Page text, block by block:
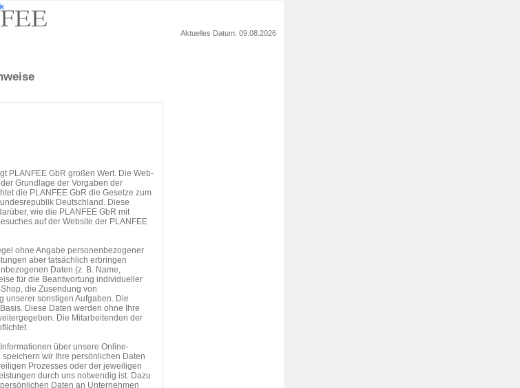
Aktuelles Datum: 09.08.2026
PLANFEE GbR großen Wert. Die Web-
Grundlage der Vorgaben der
die PLANFEE GbR die Gesetze zum
Deutschland. Diese
wie die PLANFEE GbR mit
auf der Website der PLANFEE
ohne Angabe personenbezogener
aber tatsächlich erbringen
Daten (z. B. Name,
für die Beantwortung individueller
die Zusendung von
unserer sonstigen Aufgaben. Die
Diese Daten werden ohne Ihre
Die Mitarbeitenden der
über unsere Online-
wir Ihre persönlichen Daten
Prozesses oder der jeweiligen
durch uns notwendig ist. Dazu
Daten an Unternehmen